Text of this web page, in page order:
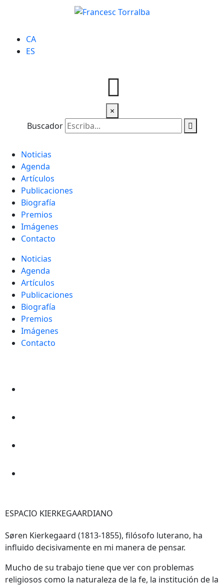
CA
ES
×
Buscador
Noticias
Agenda
Artículos
Publicaciones
Biografía
Premios
Imágenes
Contacto
Noticias
Agenda
Artículos
Publicaciones
Biografía
Premios
Imágenes
Contacto
ESPACIO KIERKEGAARDIANO
Søren Kierkegaard (1813-1855), filósofo luterano, ha
influido decisivamente en mi manera de pensar.
Mucho de su trabajo tiene que ver con problemas
religiosos como la naturaleza de la fe, la institución de la